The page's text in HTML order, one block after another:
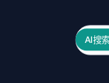
Search
AI搜索